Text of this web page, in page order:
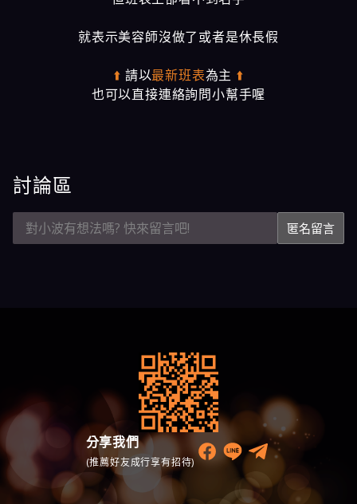
就表示美容師沒做了或者是休長假
⬆️ 請以最新班表為主 ⬆️
也可以直接連絡詢問小幫手喔
討論區
匿名留言
分享我們
(推薦好友成行享有招待)